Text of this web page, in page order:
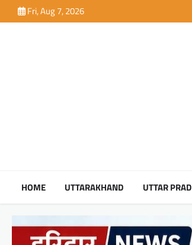
to
Fri, Aug 7, 2026
HOME UTTARAKHAND UTTAR